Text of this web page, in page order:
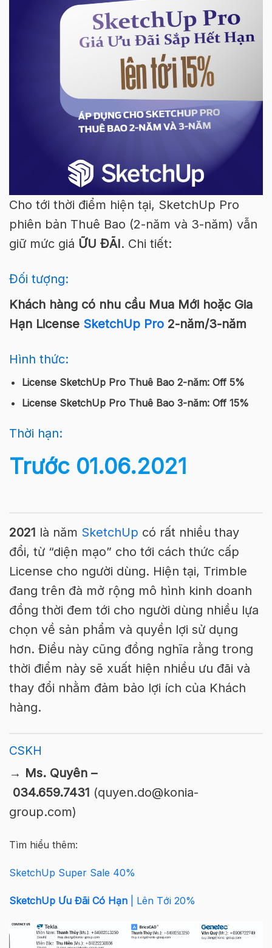
Cho tới thời điểm hiện tại, SketchUp Pro
phiên bản Thuê Bao (2-năm và 3-năm) vẫn
giữ mức giá ỮU ĐÃI. Chi tiết:
Đối tượng:
Khách hàng có nhu cầu Mua Mới hoặc Gia
Hạn License SketchUp Pro 2-năm/3-năm
Hình thức:
License SketchUp Pro Thuê Bao 2-năm: Off 5%
License SketchUp Pro Thuê Bao 3-năm: Off 15%
Thời hạn:
Trước 01.06.2021
2021 là năm SketchUp có rất nhiều thay
đổi, từ “diện mạo” cho tới cách thức cấp
License cho người dùng. Hiện tại, Trimble
đang trên đà mở rộng mô hình kinh doanh
đồng thời đem tới cho người dùng nhiều lựa
chọn về sản phẩm và quyền lợi sử dụng
hơn. Điều này cũng đồng nghĩa rằng trong
thời điểm này sẽ xuất hiện nhiều ưu đãi và
thay đổi nhằm đảm bảo lợi ích của Khách
hàng.
CSKH
→ Ms. Quyên –
034.659.7431 (quyen.do@konia-
group.com)
Tìm hiểu thêm:
SketchUp Super Sale 40%
SketchUp Ưu Đãi Có Hạn | Lên Tới 20%